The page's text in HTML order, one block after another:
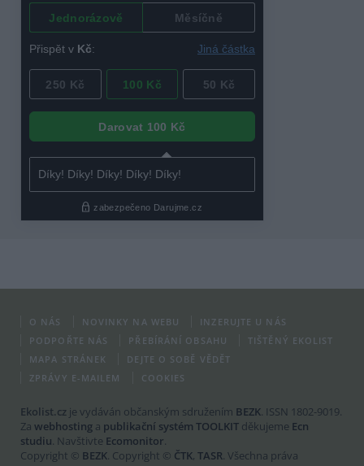
O NÁS NOVINKY NA WEBU
INZERUJTE U NÁS
PODPOŘTE NÁS
PŘEBÍRÁNÍ OBSAHU
TIŠTĚNÝ EKOLIST
MAPA STRÁNEK
DEJTE O SOBĚ VĚDĚT
ZPRÁVY E-MAILEM
COOKIES
Ekolist.cz je vydáván občanským sdružením BEZK. ISSN 1802-9019.
Za webhosting a publikační systém TOOLKIT děkujeme Ecn
studiu. Navštivte Ecomonitor.
Copyright © BEZK. Copyright © ČTK, TASR. Všechna práva